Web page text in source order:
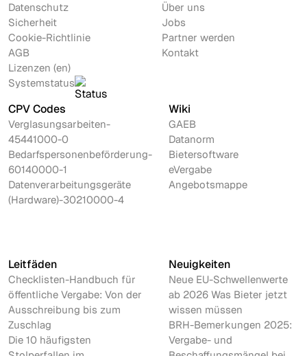
Datenschutz
Sicherheit
Cookie-Richtlinie
AGB
Lizenzen (en)
Systemstatus
Über uns
Jobs
Partner werden
Kontakt
CPV Codes
Verglasungsarbeiten-
45441000-0
Bedarfspersonenbeförderung-
60140000-1
Datenverarbeitungsgeräte
(Hardware)-30210000-4
Wiki
GAEB
Datanorm
Bietersoftware
eVergabe
Angebotsmappe
Leitfäden
Checklisten-Handbuch für
öffentliche Vergabe: Von der
Ausschreibung bis zum
Zuschlag
Die 10 häufigsten
Neuigkeiten
Neue EU-Schwellenwerte
ab 2026 Was Bieter jetzt
wissen müssen
BRH-Bemerkungen 2025:
Vergabe- und